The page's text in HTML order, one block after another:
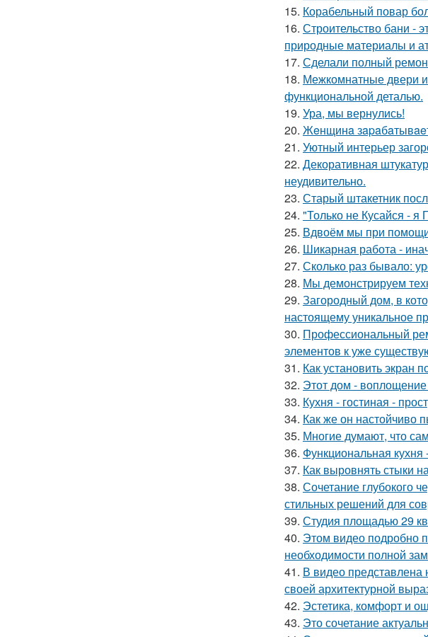
15. Корабельный повар
16. Строительство бани -
природные материалы и
17. Сделали полный
18. Межкомнатные двери
функциональной деталью.
19. Ура, мы вернулись!
20. Жeнщинa
21. Уютный интерьер
22. Декоративная
неудивительно.
23. Старый штакетник
24. "Только не Кусайся -
25. Вдвоём мы при помощи
26. Шикарная работа -
27. Сколько раз бывало:
28. Мы демонстрируем
29. Загородный дом, в
настоящему уникальное
30. Профессиональный
элементов к уже
31. Как установить экран
32. Этот дом - воплощение
33. Кухня - гостиная -
34. Как же он настойчиво
35. Многие думают, что
36. Функциональная
37. Как выровнять стыки
38. Сочетание глубокого
стильных решений для
39. Студия площадью 29
40. Этом видео подробно
необходимости полной
41. В видео представлена
своей архитектурной
42. Эстетика, комфорт и
43. Это сочетание